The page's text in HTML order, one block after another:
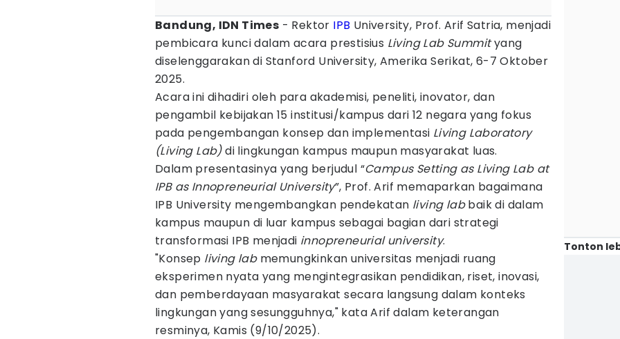
Bandung, IDN Times - Rektor IPB University, Prof. Arif Satria, menjadi
pembicara kunci dalam acara prestisius Living Lab Summityang
diselenggarakan di Stanford University, Amerika Serikat, 6-7 Oktober
2025.
Acara ini dihadiri oleh para akademisi, peneliti, inovator, dan
pengambil kebijakan 15 institusi/kampus dari 12 negara yang fokus
pada pengembangan konsep dan implementasi Living Laboratory
(Living Lab)di lingkungan kampus maupun masyarakat luas.
Dalam presentasinya yang berjudul “Campus Setting as Living Lab at
IPB as Innopreneurial University”, Prof. Arif memaparkan bagaimana
IPB University mengembangkan pendekatan living labbaik di dalam
kampus maupun di luar kampus sebagai bagian dari strategi
transformasi IPB menjadi innopreneurial university.
"Konsep living labmemungkinkan universitas menjadi ruang
eksperimen nyata yang mengintegrasikan pendidikan, riset, inovasi,
dan pemberdayaan masyarakat secara langsung dalam konteks
lingkungan yang sesungguhnya," kata Arif dalam keterangan
resminya, Kamis (9/10/2025).
Tonton